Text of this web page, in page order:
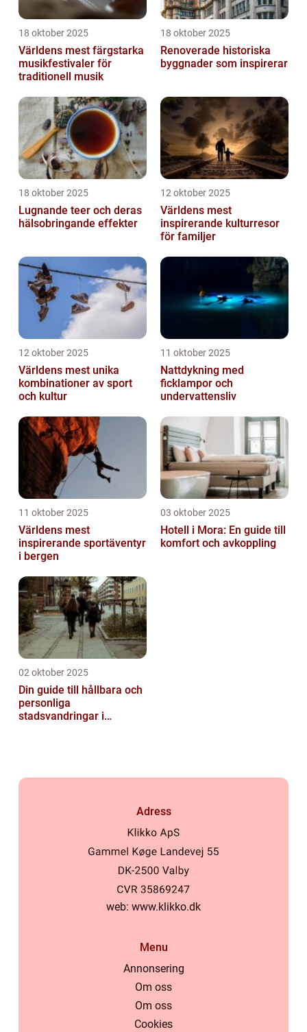
18 oktober 2025
Världens mest färgstarka
musikfestivaler för
traditionell musik
18 oktober 2025
Renoverade historiska
byggnader som inspirerar
18 oktober 2025
Lugnande teer och deras
hälsobringande effekter
12 oktober 2025
Världens mest
inspirerande kulturresor
för familjer
12 oktober 2025
Världens mest unika
kombinationer av sport
och kultur
11 oktober 2025
Nattdykning med
ficklampor och
undervattensliv
11 oktober 2025
Världens mest
inspirerande sportäventyr
i bergen
03 oktober 2025
Hotell i Mora: En guide till
komfort och avkoppling
02 oktober 2025
Din guide till hållbara och
personliga
stadsvandringar i
Adress
web: www.klikko.dk
Menu
Annonsering
Om oss
Om oss
Cookies